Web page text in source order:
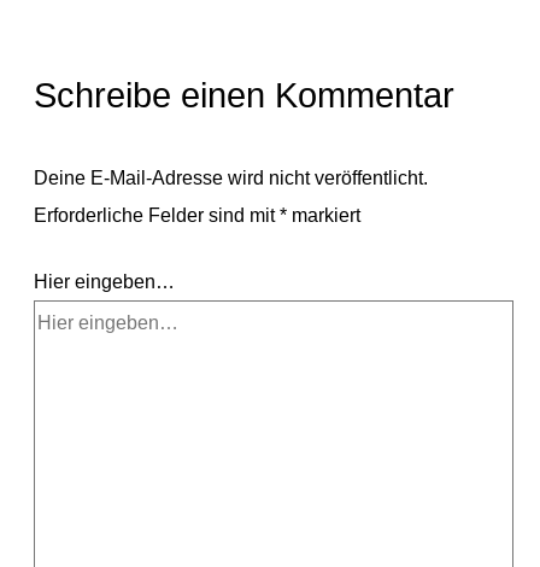
Schreibe einen Kommentar
Deine E-Mail-Adresse wird nicht veröffentlicht.
Erforderliche Felder sind mit* markiert
Hier eingeben…